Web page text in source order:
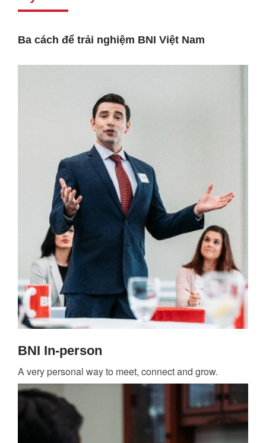
Ba cách để trải nghiệm BNI Việt Nam
BNI In-person
A very personal way to meet, connect and grow.